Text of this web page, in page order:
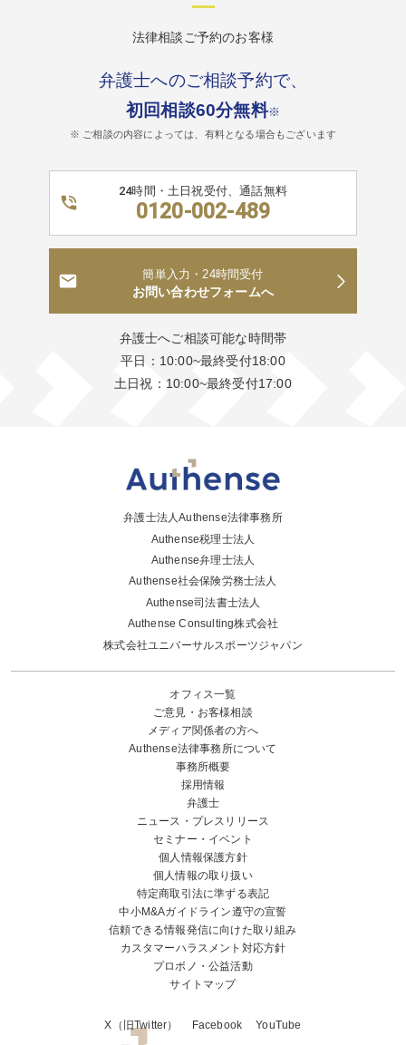
法律相談ご予約のお客様
弁護士へのご相談予約で、
初回相談60分無料※
※ ご相談の内容によっては、有料となる場合もございます
24時間・土日祝受付、通話無料
0120-002-489
簡単入力・24時間受付
お問い合わせフォームへ
弁護士へご相談可能な時間帯
平日：10:00~最終受付18:00
土日祝：10:00~最終受付17:00
弁護士法人Authense法律事務所
Authense税理士法人
Authense弁理士法人
Authense社会保険労務士法人
Authense司法書士法人
Authense Consulting株式会社
株式会社ユニバーサルスポーツジャパン
オフィス一覧
ご意見・お客様相談
メディア関係者の方へ
Authense法律事務所について
事務所概要
採用情報
弁護士
ニュース・プレスリリース
セミナー・イベント
個人情報保護方針
個人情報の取り扱い
特定商取引法に準ずる表記
中小M&Aガイドライン遵守の宣誓
信頼できる情報発信に向けた取り組み
カスタマーハラスメント対応方針
プロボノ・公益活動
サイトマップ
X（旧Twitter） Facebook YouTube